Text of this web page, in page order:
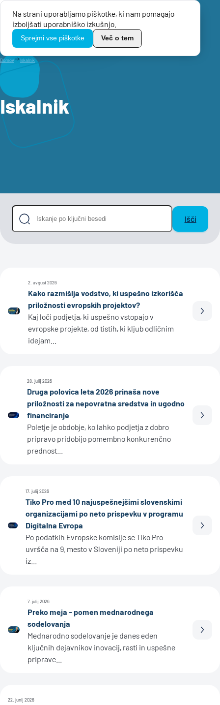
Na strani uporabljamo piškotke, ki nam pomagajo
izboljšati uporabniško izkušnjo.
Sprejmi vse piškotke Več o tem
TikoPro
Menu
Domov Iskalnik
Iskalnik
Išči
2. avgust 2026
Kako razmišlja vodstvo, ki uspešno izkorišča
priložnosti evropskih projektov?
Kaj loči podjetja, ki uspešno vstopajo v
evropske projekte, od tistih, ki kljub odličnim
idejam...
28. julij 2026
Druga polovica leta 2026 prinaša nove
priložnosti za nepovratna sredstva in ugodno
financiranje
Poletje je obdobje, ko lahko podjetja z dobro
pripravo pridobijo pomembno konkurenčno
prednost...
17. julij 2026
Tiko Pro med 10 najuspešnejšimi slovenskimi
organizacijami po neto prispevku v programu
Digitalna Evropa
Po podatkih Evropske komisije se Tiko Pro
uvršča na 9. mesto v Sloveniji po neto prispevku
iz...
7. julij 2026
Preko meja - pomen mednarodnega
sodelovanja
Mednarodno sodelovanje je danes eden
ključnih dejavnikov inovacij, rasti in uspešne
priprave...
22. junij 2026